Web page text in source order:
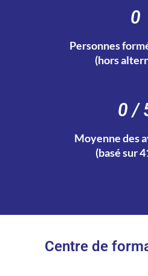
0
Personnes
(hors
0 /
Moyenne des
(basé sur
Centre de